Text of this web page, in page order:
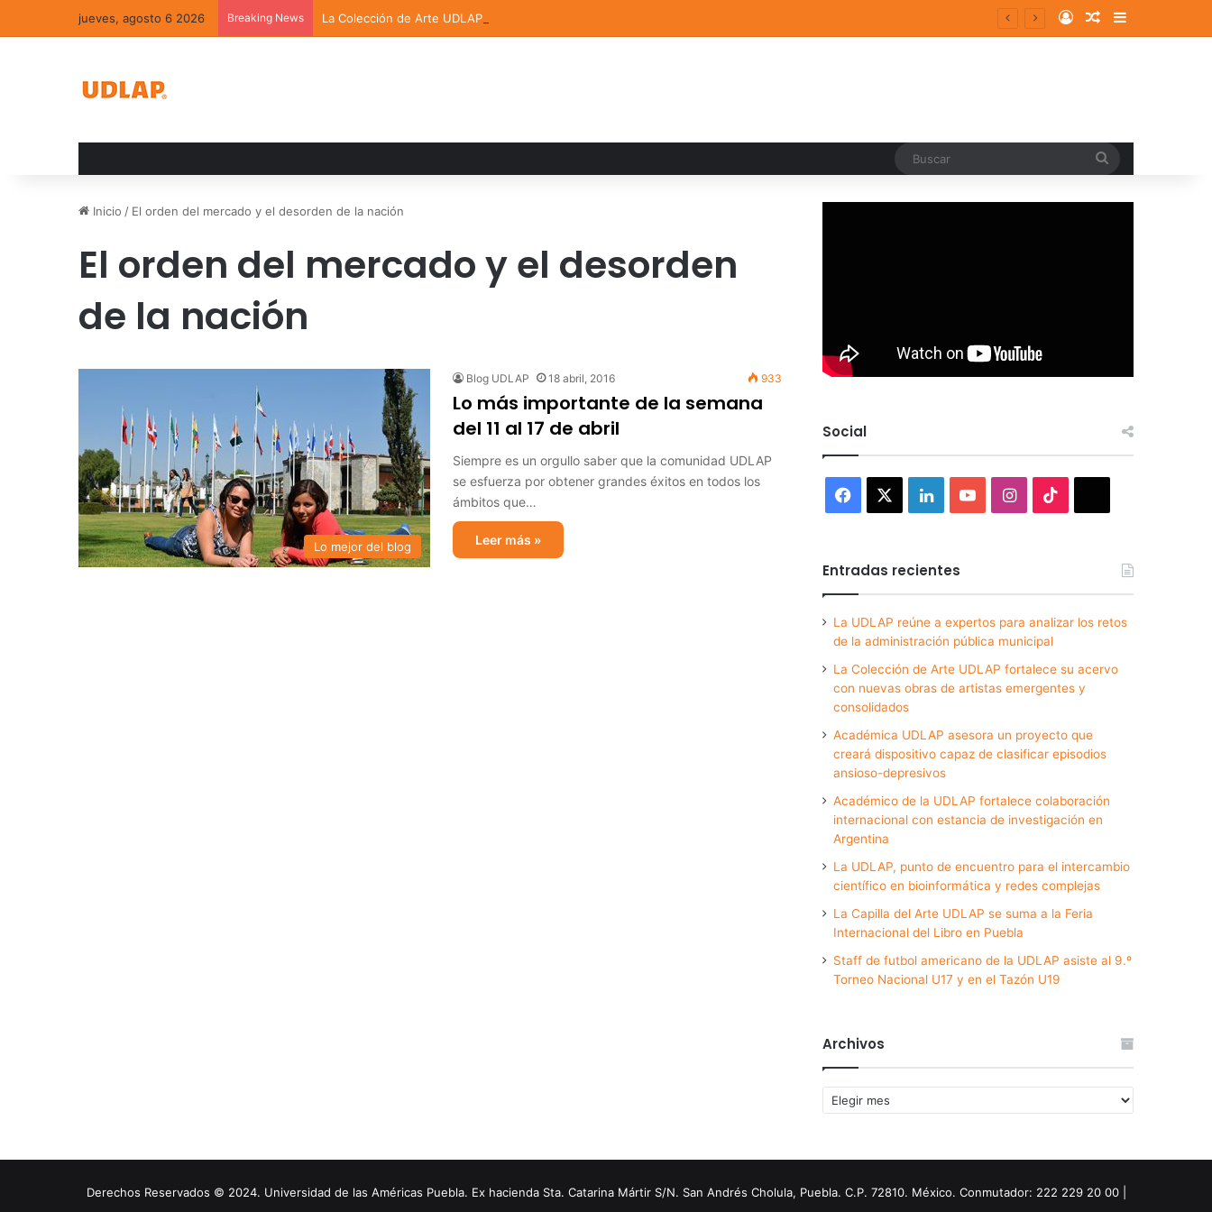
jueves, agosto 6 2026 Breaking News La Colección de Arte UDLAP fortalece su acervo con nuevas obras de artistas emergentes y consolidados Log InRandom Article
Sidebar
Inicio / El orden del mercado y el desorden de la nación
El orden del mercado y el desorden
de la nación
Lo mejor del blog
Blog UDLAP 18 abril, 2016 933
Lo más importante de la semana
del 11 al 17 de abril
Siempre es un orgullo saber que la comunidad UDLAP
se esfuerza por obtener grandes éxitos en todos los
ámbitos que…
Leer más »
Social
Facebook LinkedInYouTubeInstagram
Entradas recientes
La UDLAP reúne a expertos para analizar los retos
de la administración pública municipal
La Colección de Arte UDLAP fortalece su acervo
con nuevas obras de artistas emergentes y
consolidados
Académica UDLAP asesora un proyecto que
creará dispositivo capaz de clasificar episodios
ansioso-depresivos
Académico de la UDLAP fortalece colaboración
internacional con estancia de investigación en
Argentina
La UDLAP, punto de encuentro para el intercambio
científico en bioinformática y redes complejas
La Capilla del Arte UDLAP se suma a la Feria
Internacional del Libro en Puebla
Staff de futbol americano de la UDLAP asiste al 9.º
Torneo Nacional U17 y en el Tazón U19
Archivos
Archivos
Derechos Reservados © 2024. Universidad de las Américas Puebla. Ex hacienda Sta. Catarina Mártir S/N. San Andrés Cholula, Puebla. C.P. 72810. México. Conmutador: 222 229 20 00 |